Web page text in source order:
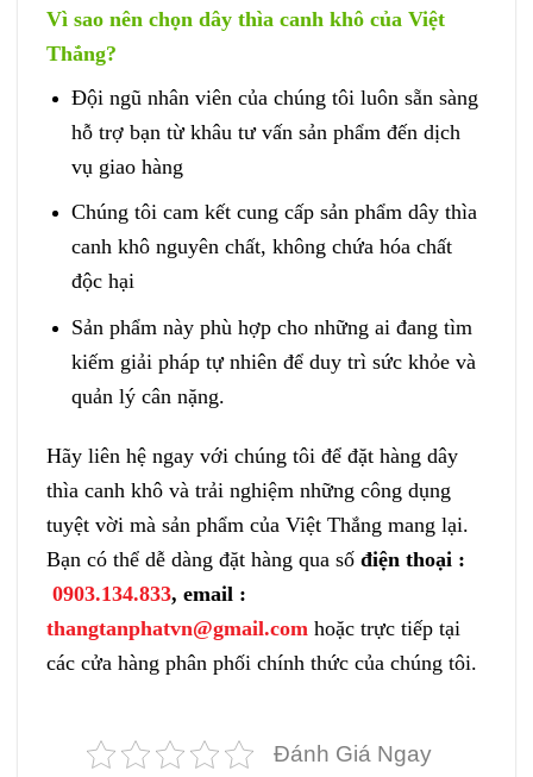
Vì sao nên chọn dây thìa canh khô của Việt
Thắng?
Đội ngũ nhân viên của chúng tôi luôn sẵn sàng
hỗ trợ bạn từ khâu tư vấn sản phẩm đến dịch
vụ giao hàng
Chúng tôi cam kết cung cấp sản phẩm dây thìa
canh khô nguyên chất, không chứa hóa chất
độc hại
Sản phẩm này phù hợp cho những ai đang tìm
kiếm giải pháp tự nhiên để duy trì sức khỏe và
quản lý cân nặng.
Hãy liên hệ ngay với chúng tôi để đặt hàng dây
thìa canh khô và trải nghiệm những công dụng
tuyệt vời mà sản phẩm của Việt Thắng mang lại.
Bạn có thể dễ dàng đặt hàng qua số điện thoại :
0903.134.833, email :
thangtanphatvn@gmail.com hoặc trực tiếp tại
các cửa hàng phân phối chính thức của chúng tôi.
Đánh Giá Ngay